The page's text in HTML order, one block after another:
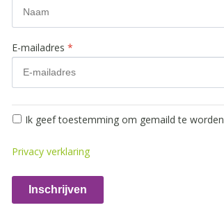
E-mailadres *
Ik geef toestemming om gemaild te worden
Privacy verklaring
Inschrijven